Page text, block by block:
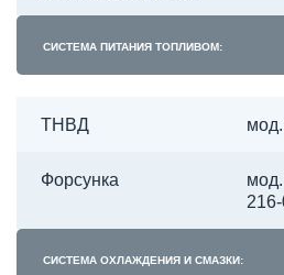
СИСТЕМА ПИТАНИЯ ТОПЛИВОМ:
ТНВД
Форсунка
СИСТЕМА ОХЛАЖДЕНИЯ И СМАЗКИ: